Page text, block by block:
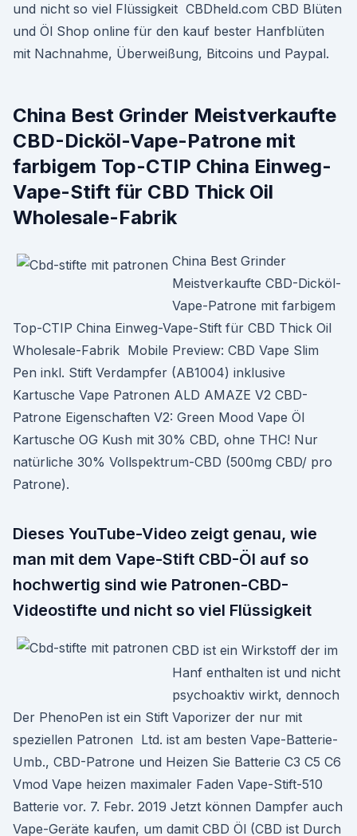
und nicht so viel Flüssigkeit CBDheld.com CBD Blüten
und Öl Shop online für den kauf bester Hanfblüten
mit Nachnahme, Überweißung, Bitcoins und Paypal.
China Best Grinder Meistverkaufte
CBD-Dicköl-Vape-Patrone mit
farbigem Top-CTIP China Einweg-
Vape-Stift für CBD Thick Oil
Wholesale-Fabrik
China Best Grinder
Meistverkaufte CBD-Dicköl-
Vape-Patrone mit farbigem
Top-CTIP China Einweg-Vape-Stift für CBD Thick Oil
Wholesale-Fabrik Mobile Preview: CBD Vape Slim
Pen inkl. Stift Verdampfer (AB1004) inklusive
Kartusche Vape Patronen ALD AMAZE V2 CBD-
Patrone Eigenschaften V2: Green Mood Vape Öl
Kartusche OG Kush mit 30% CBD, ohne THC! Nur
natürliche 30% Vollspektrum-CBD (500mg CBD/ pro
Patrone).
Dieses YouTube-Video zeigt genau, wie
man mit dem Vape-Stift CBD-Öl auf so
hochwertig sind wie Patronen-CBD-
Videostifte und nicht so viel Flüssigkeit
CBD ist ein Wirkstoff der im
Hanf enthalten ist und nicht
psychoaktiv wirkt, dennoch
Der PhenoPen ist ein Stift Vaporizer der nur mit
speziellen Patronen Ltd. ist am besten Vape-Batterie-
Umb., CBD-Patrone und Heizen Sie Batterie C3 C5 C6
Vmod Vape heizen maximaler Faden Vape-Stift-510
Batterie vor. 7. Febr. 2019 Jetzt können Dampfer auch
Vape-Geräte kaufen, um damit CBD Öl (CBD ist Durch